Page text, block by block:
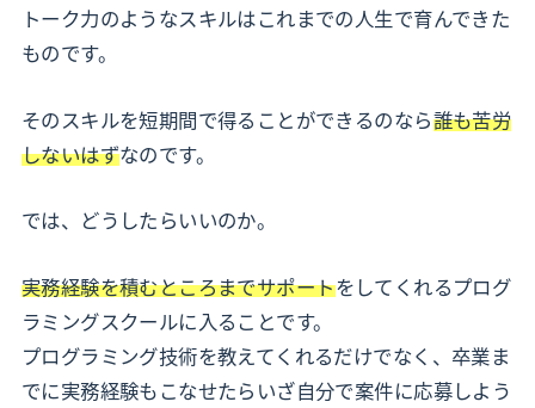
トーク力のようなスキルはこれまでの人生で育んできた
ものです。
そのスキルを短期間で得ることができるのなら誰も苦労
しないはずなのです。
では、どうしたらいいのか。
実務経験を積むところまでサポートをしてくれるプログ
ラミングスクールに入ることです。
プログラミング技術を教えてくれるだけでなく、卒業ま
でに実務経験もこなせたらいざ自分で案件に応募しよう